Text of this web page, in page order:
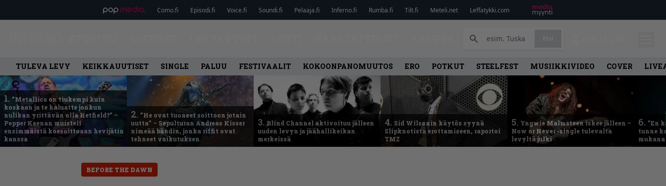
Como.fi Episodi.fi Voice.fi Soundi.fi Pelaaja.fi Inferno.fi Rumba.fi Tilt.fi Meteli.net Leffatykki.com
TULEVA LEVY KEIKKAUUTISET SINGLE PALUU FESTIVAALIT KOKOONPANOMUUTOS ERO POTKUT STEELFEST MUSIIKKIVIDEO COVER
1. ”Metallica on tiukempi kuin
koskaan ja te haluatte jonkun
nulikan yrittävän olla Hetfield?” –
Pepper Keenan muisteli
ensimmäistä koesoittoaan hevijätin
kanssa
2. ”He ovat tuoneet soittoon jotain
uutta” – Sepulturan Andreas Kisser
nimeää bändin, jonka riffit ovat
tehneet vaikutuksen
3.Blind Channel aktivoituu jälleen
uuden levyn ja jäähallikeikan
merkeissä
4. Sid Wilsonin käytös syynä
Slipknotista erottamiseen, raportoi
TMZ
5. Yngwie Malmsteen iskee jälleen –
Now or Never -single tulevalta
levyltä julki
6. ”En
tunne
BEFORE THE DAWN